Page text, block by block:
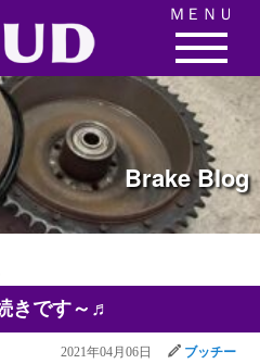
BrakeBlog
きです～♬
2021年04月06日 ブッチー
ＭＥＮＵ